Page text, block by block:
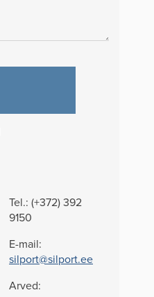
Tel.: (+372) 392
9150
E-mail:
silport@silport.ee
Arved: